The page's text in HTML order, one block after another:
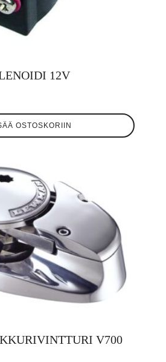
12V
OSTOSKORIIN
V700